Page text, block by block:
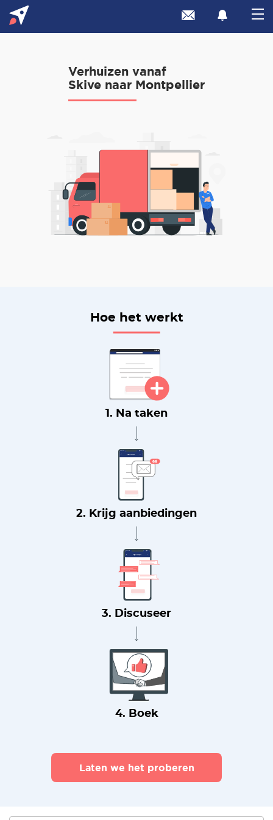
Verhuizen vanaf
Skive naar Montpellier
Hoe het werkt
1. Na taken
2. Krijg aanbiedingen
3. Discuseer
4. Boek
Laten we het proberen